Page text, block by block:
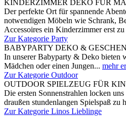
KINDERZIMMER DEKO FÜR
Der perfekte Ort für spannende
notwendigen Möbeln wie Schrank,
Accessoires ein Kinderzimmer erst
Zur Kategorie Party
BABYPARTY DEKO &
In unserer Babyparty & Deko bieten
Mädchen oder einen Jungen... mehr
Zur Kategorie Outdoor
OUTDOOR SPIELZEUG FÜR
Die ersten Sonnenstrahlen locken
draußen stundenlangen Spielspaß zu
Zur Kategorie Linos Lieblinge